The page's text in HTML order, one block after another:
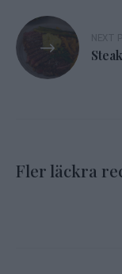
Fler läckra